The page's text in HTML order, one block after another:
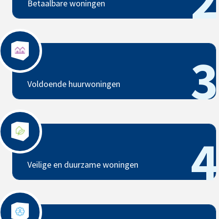
Betaalbare woningen
Voldoende huurwoningen
Voldoende huurwoningen 3
Veilige en duurzame woningen
Veilige en duurzame woningen 4
Effectieve corporaties